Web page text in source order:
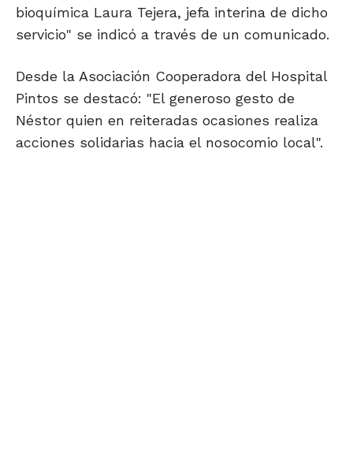
bioquímica Laura Tejera, jefa interina de dicho
servicio" se indicó a través de un comunicado.
Desde la Asociación Cooperadora del Hospital
Pintos se destacó: "El generoso gesto de
Néstor quien en reiteradas ocasiones realiza
acciones solidarias hacia el nosocomio local".